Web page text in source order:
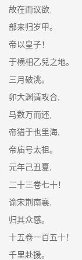
故在而议欲,
部来归岁甲。
帝以皇子！
于横相乙兒之地。
三月破洮。
卯大渊请攻合,
马数万而还,
帝猎于也里海,
帝庙号太祖。
元年己丑夏,
二十三卷七十！
谕宋荆南襄,
归其众感。
十五卷一百五十！
千里赴援。